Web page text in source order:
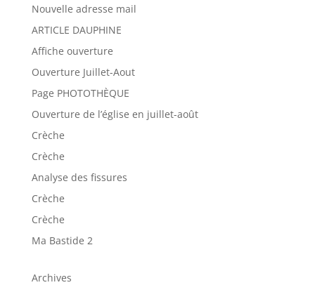
Nouvelle adresse mail
ARTICLE DAUPHINE
Affiche ouverture
Ouverture Juillet-Aout
Page PHOTOTHÈQUE
Ouverture de l’église en juillet-août
Crèche
Crèche
Analyse des fissures
Crèche
Crèche
Ma Bastide 2
Archives